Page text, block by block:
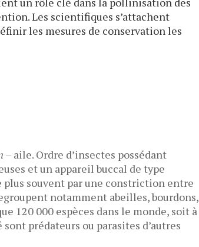
Les scientifiques s’attachent
les mesures de conservation les
– aile. Ordre d’insectes possédant
et un appareil buccal de type
plus souvent par une constriction entre
notamment abeilles, bourdons,
120 000 espèces dans le monde, soit à
prédateurs ou parasites d’autres